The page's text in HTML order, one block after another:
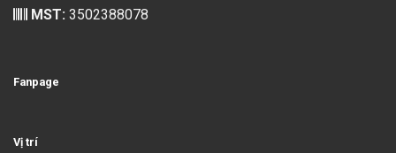
MST: 3502388078
Fanpage
Vị trí